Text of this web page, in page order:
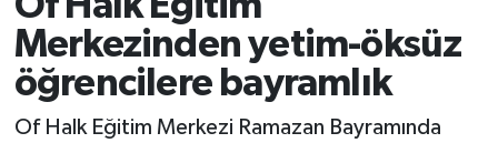
Merkezinden yetim-öksüz
öğrencilere bayramlık
Of Halk Eğitim Merkezi Ramazan Bayramında
Trabzon Namaz Vakitleri
Trabzon Trafik Yoğunluk Haritası
Süper Lig Puan Durumu ve Fikstür